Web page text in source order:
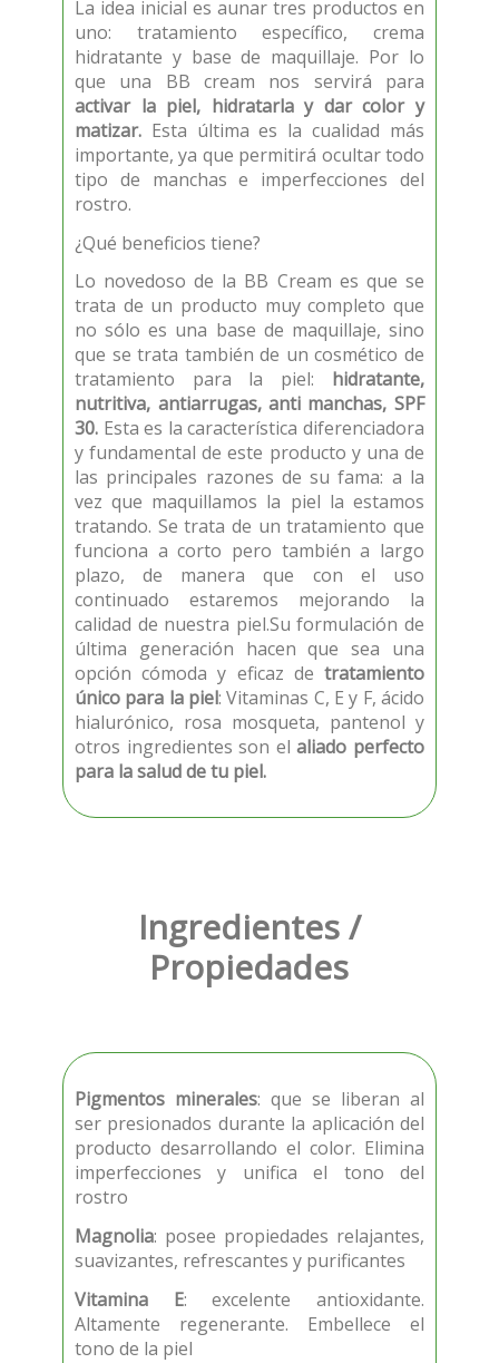
La idea inicial es aunar tres productos en
uno: tratamiento específico, crema
hidratante y base de maquillaje. Por lo
que una BB cream nos servirá para
activar la piel, hidratarla y dar color y
matizar. Esta última es la cualidad más
importante, ya que permitirá ocultar todo
tipo de manchas e imperfecciones del
rostro.
¿Qué beneficios tiene?
Lo novedoso de la BB Cream es que se
trata de un producto muy completo que
no sólo es una base de maquillaje, sino
que se trata también de un cosmético de
tratamiento para la piel: hidratante,
nutritiva, antiarrugas, anti manchas, SPF
30. Esta es la característica diferenciadora
y fundamental de este producto y una de
las principales razones de su fama: a la
vez que maquillamos la piel la estamos
tratando. Se trata de un tratamiento que
funciona a corto pero también a largo
plazo, de manera que con el uso
continuado estaremos mejorando la
calidad de nuestra piel.Su formulación de
última generación hacen que sea una
opción cómoda y eficaz de tratamiento
único para la piel: Vitaminas C, E y F, ácido
hialurónico, rosa mosqueta, pantenol y
otros ingredientes son elaliado perfecto
para la salud de tu piel.
Ingredientes /
Propiedades
Pigmentos minerales: que se liberan al
ser presionados durante la aplicación del
producto desarrollando el color. Elimina
imperfecciones y unifica el tono del
rostro
Magnolia: posee propiedades relajantes,
suavizantes, refrescantes y purificantes
Vitamina E: excelente antioxidante.
Altamente regenerante. Embellece el
tono de la piel